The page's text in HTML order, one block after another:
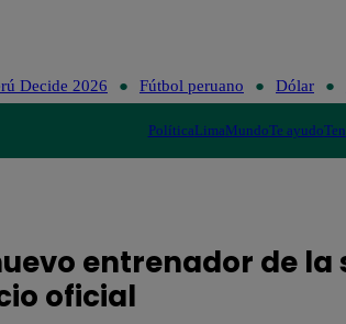
Decide 2026 Fútbol peruano Dólar
PolíticaLimaMundoTe ayudo
entrenador de la
oficial